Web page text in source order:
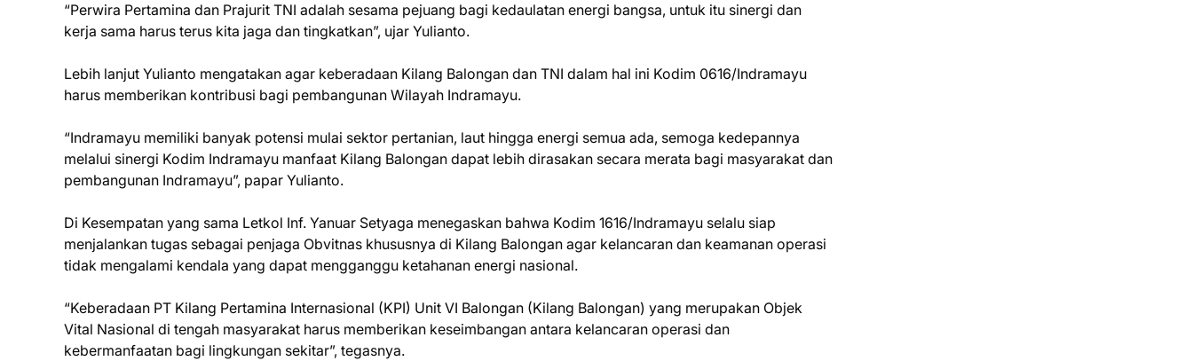
“Perwira Pertamina dan Prajurit TNI adalah sesama pejuang bagi kedaulatan energi bangsa, untuk itu sinergi dan
kerja sama harus terus kita jaga dan tingkatkan”, ujar Yulianto.
Lebih lanjut Yulianto mengatakan agar keberadaan Kilang Balongan dan TNI dalam hal ini Kodim 0616/Indramayu
harus memberikan kontribusi bagi pembangunan Wilayah Indramayu.
“Indramayu memiliki banyak potensi mulai sektor pertanian, laut hingga energi semua ada, semoga kedepannya
melalui sinergi Kodim Indramayu manfaat Kilang Balongan dapat lebih dirasakan secara merata bagi masyarakat dan
pembangunan Indramayu”, papar Yulianto.
Di Kesempatan yang sama Letkol Inf. Yanuar Setyaga menegaskan bahwa Kodim 1616/Indramayu selalu siap
menjalankan tugas sebagai penjaga Obvitnas khususnya di Kilang Balongan agar kelancaran dan keamanan operasi
tidak mengalami kendala yang dapat mengganggu ketahanan energi nasional.
“Keberadaan PT Kilang Pertamina Internasional (KPI) Unit VI Balongan (Kilang Balongan) yang merupakan Objek
Vital Nasional di tengah masyarakat harus memberikan keseimbangan antara kelancaran operasi dan
kebermanfaatan bagi lingkungan sekitar”, tegasnya.